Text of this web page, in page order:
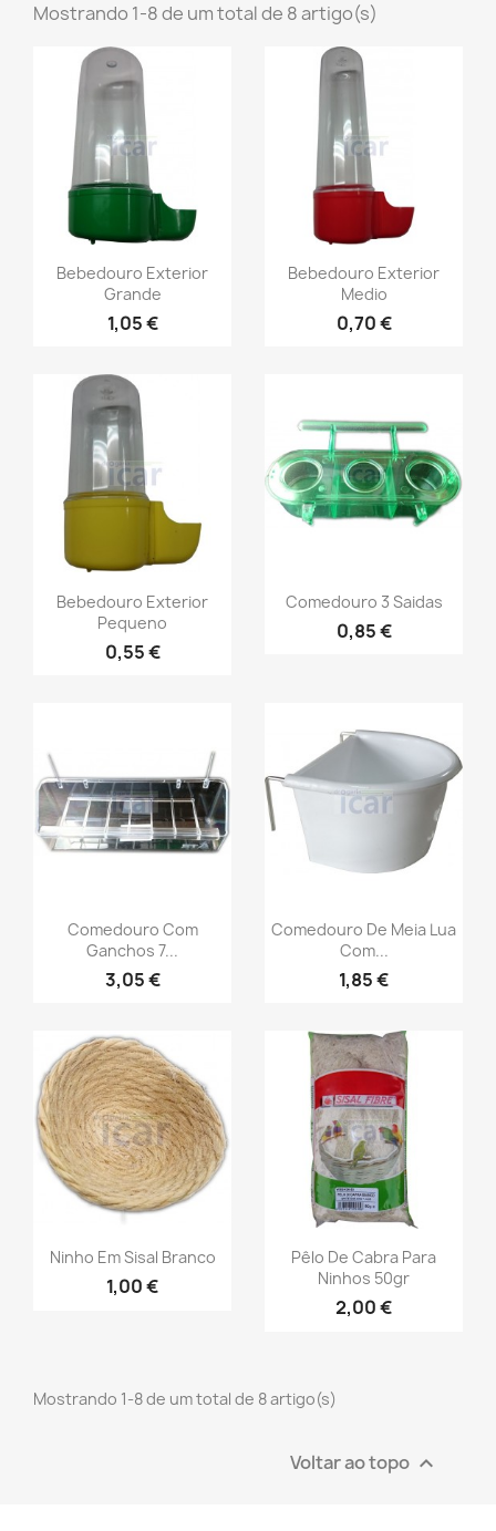
Mostrando 1-8 de um total de 8 artigo(s)
Bebedouro Exterior
Grande
1,05 €
Bebedouro Exterior
Medio
0,70 €
Bebedouro Exterior
Pequeno
0,55 €
Comedouro 3 Saidas
0,85 €
Comedouro Com
Ganchos 7...
3,05 €
Comedouro De Meia Lua
Com...
1,85 €
Ninho Em Sisal Branco
1,00 €
Pêlo De Cabra Para
Ninhos 50gr
2,00 €
Mostrando 1-8 de um total de 8 artigo(s)
Voltar ao topo 